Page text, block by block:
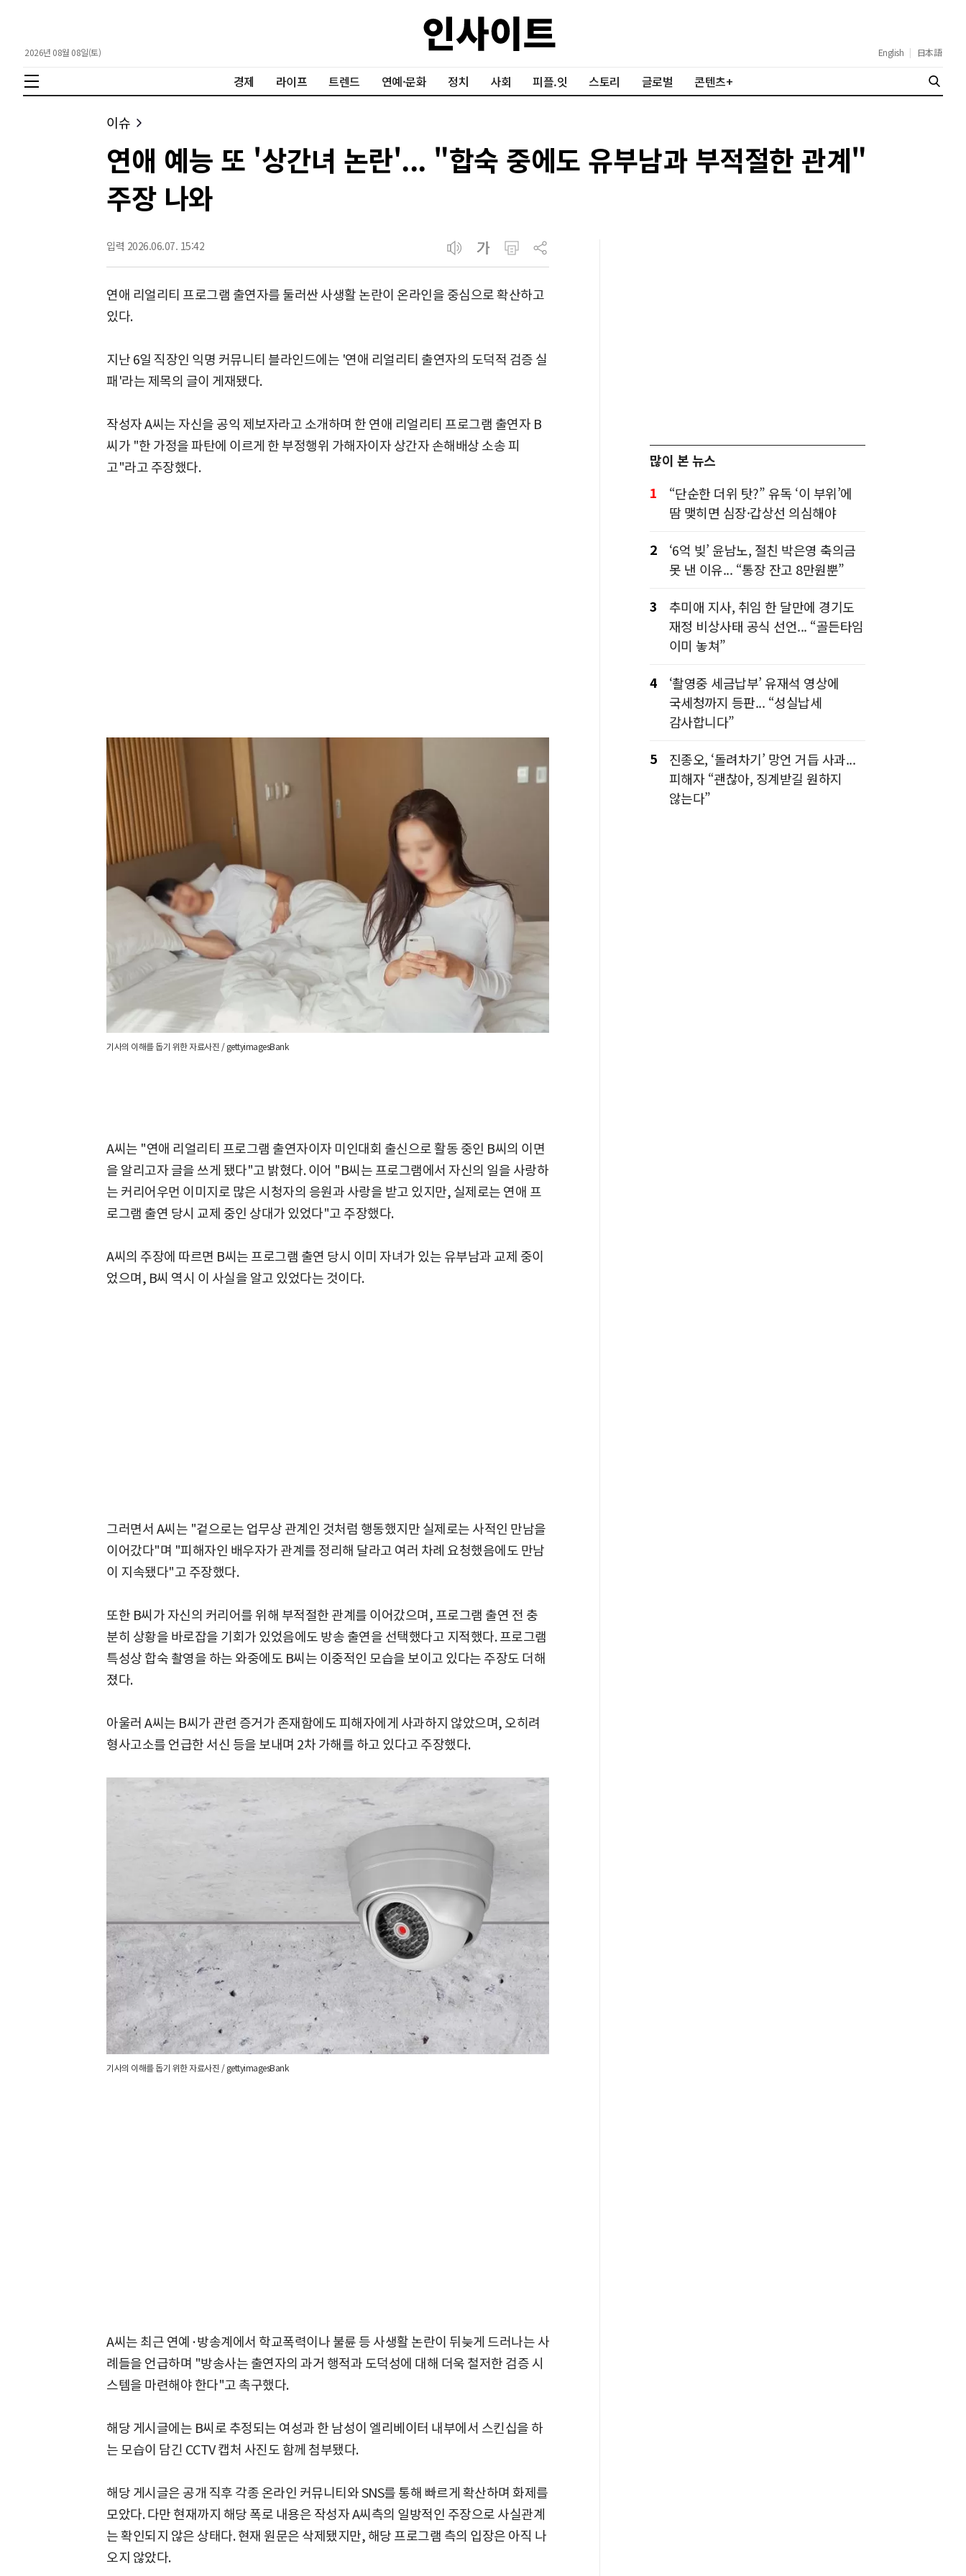
2026년 08월 08일(토) English | 日本語
경제 라이프 트렌드 연예·문화 정치 사회 피플.잇 스토리 글로벌 콘텐츠+
이슈
연애 예능 또 '상간녀 논란'... "합숙 중에도 유부남과 부적절한 관계"
주장 나와
입력 2026.06.07. 15:42
연애 리얼리티 프로그램 출연자를 둘러싼 사생활 논란이 온라인을 중심으로 확산하고
있다.
지난 6일 직장인 익명 커뮤니티 블라인드에는 '연애 리얼리티 출연자의 도덕적 검증 실
패'라는 제목의 글이 게재됐다.
작성자 A씨는 자신을 공익 제보자라고 소개하며 한 연애 리얼리티 프로그램 출연자 B
씨가 "한 가정을 파탄에 이르게 한 부정행위 가해자이자 상간자 손해배상 소송 피
고"라고 주장했다.
기사의 이해를 돕기 위한 자료사진 / gettyimagesBank
A씨는 "연애 리얼리티 프로그램 출연자이자 미인대회 출신으로 활동 중인 B씨의 이면
을 알리고자 글을 쓰게 됐다"고 밝혔다. 이어 "B씨는 프로그램에서 자신의 일을 사랑하
는 커리어우먼 이미지로 많은 시청자의 응원과 사랑을 받고 있지만, 실제로는 연애 프
로그램 출연 당시 교제 중인 상대가 있었다"고 주장했다.
A씨의 주장에 따르면 B씨는 프로그램 출연 당시 이미 자녀가 있는 유부남과 교제 중이
었으며, B씨 역시 이 사실을 알고 있었다는 것이다.
그러면서 A씨는 "겉으로는 업무상 관계인 것처럼 행동했지만 실제로는 사적인 만남을
이어갔다"며 "피해자인 배우자가 관계를 정리해 달라고 여러 차례 요청했음에도 만남
이 지속됐다"고 주장했다.
또한 B씨가 자신의 커리어를 위해 부적절한 관계를 이어갔으며, 프로그램 출연 전 충
분히 상황을 바로잡을 기회가 있었음에도 방송 출연을 선택했다고 지적했다. 프로그램
특성상 합숙 촬영을 하는 와중에도 B씨는 이중적인 모습을 보이고 있다는 주장도 더해
졌다.
아울러 A씨는 B씨가 관련 증거가 존재함에도 피해자에게 사과하지 않았으며, 오히려
형사고소를 언급한 서신 등을 보내며 2차 가해를 하고 있다고 주장했다.
기사의 이해를 돕기 위한 자료사진 / gettyimagesBank
A씨는 최근 연예·방송계에서 학교폭력이나 불륜 등 사생활 논란이 뒤늦게 드러나는 사
례들을 언급하며 "방송사는 출연자의 과거 행적과 도덕성에 대해 더욱 철저한 검증 시
스템을 마련해야 한다"고 촉구했다.
해당 게시글에는 B씨로 추정되는 여성과 한 남성이 엘리베이터 내부에서 스킨십을 하
는 모습이 담긴 CCTV 캡처 사진도 함께 첨부됐다.
해당 게시글은 공개 직후 각종 온라인 커뮤니티와 SNS를 통해 빠르게 확산하며 화제를
모았다. 다만 현재까지 해당 폭로 내용은 작성자 A씨측의 일방적인 주장으로 사실관계
는 확인되지 않은 상태다. 현재 원문은 삭제됐지만, 해당 프로그램 측의 입장은 아직 나
오지 않았다.
많이 본 뉴스
1
“단순한 더위 탓?” 유독 ‘이 부위’에
땀 맺히면 심장·갑상선 의심해야
2
‘6억 빚’ 윤남노, 절친 박은영 축의금
못 낸 이유... “통장 잔고 8만원뿐”
3
추미애 지사, 취임 한 달만에 경기도
재정 비상사태 공식 선언... “골든타임
이미 놓쳐”
4
‘촬영중 세금납부’ 유재석 영상에
국세청까지 등판... “성실납세
감사합니다”
5
진종오, ‘돌려차기’ 망언 거듭 사과...
피해자 “괜찮아, 징계받길 원하지
않는다”